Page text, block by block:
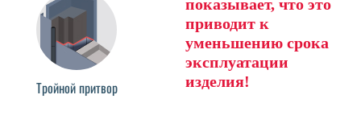
Тройной притвор
показывает, что это
приводит к
уменьшению срока
эксплуатации
изделия!